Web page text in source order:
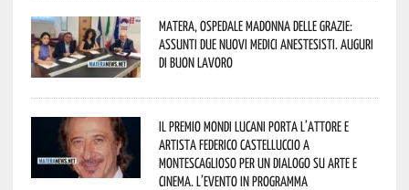
Matera, Ospedale Madonna delle Grazie:
assunti due nuovi medici anestesisti. Auguri
di buon lavoro
Il Premio Mondi Lucani porta l’attore e
artista Federico Castelluccio a
Montescaglioso per un dialogo su arte e
cinema. L’evento in programma